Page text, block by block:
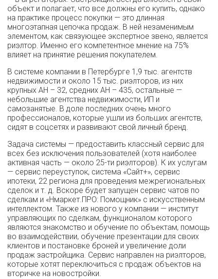
объект и полагает, что все должны его купить, однако
на практике процесс покупки — это длинная
многоэтапная цепочка продаж. В ней незаменимым
элементом, как связующее экспертное звено, является
риэлтор. Именно его компетентное мнение на 75%
влияет на принятие решения покупателем.
В системе компании в Петербурге 1,9 тыс. агентств
недвижимости и около 15 тыс. риэлторов, из них
крупных АН – 32, средних АН – 435, остальные —
небольшие агентства недвижимости, ИП и
самозанятые. В доле последних очень много
профессионалов, которые ушли из больших агентств,
сидят в соцсетях и развивают свой личный бренд.
Задача системы — предоставить классный сервис для
всех без исключения пользователей (хотя наиболее
активная часть — около 25-ти риэлторов). К их услугам
— сервис переуступок, система «Сайт+», сервис
ипотеки, 22 региона для проведения межрегиональных
сделок и т. д. Вскоре будет запущен сервис чатов по
сделкам и «Нмаркет.ПРО: Помощник» с искусственным
интеллектом. Также из нового у компании — институт
управляющих по сделкам, функционалом которого
являются знакомство и обучение по объектам, помощь
во взаимодействии, обучение презентации для своих
клиентов и постановке броней и увеличение доли
продаж застройщика. Сервис направлен на риэлторов,
которые хотят переключиться с продаж объектов на
вторичке на новостройки.